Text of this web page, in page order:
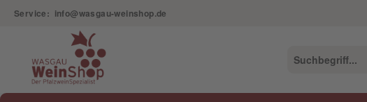
Service: info@wasgau-weinshop.de
Übersicht Spirituosen